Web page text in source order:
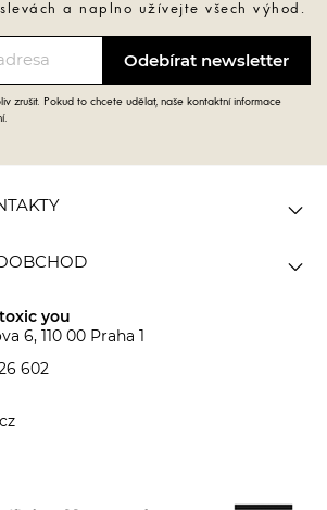
a naplno užívejte všech výhod.
zrušit. Pokud to chcete udělat, naše kontaktní informace


you
6, 110 00 Praha 1
602